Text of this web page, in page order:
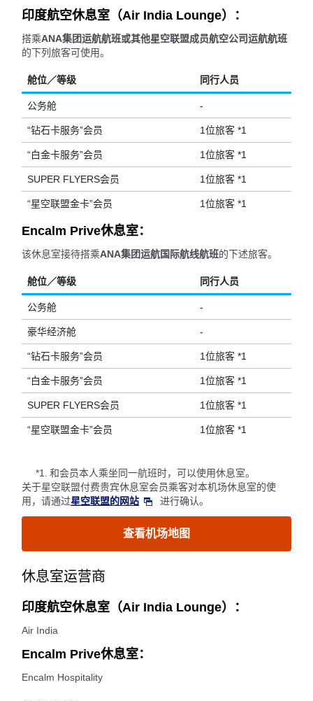
印度航空休息室（Air India Lounge）：
搭乘ANA集团运航航班或其他星空联盟成员航空公司运航航班
的下列旅客可使用。
舱位／等级 同行人员
公务舱 -
“钻石卡服务”会员 1位旅客 *1
“白金卡服务”会员 1位旅客 *1
SUPER FLYERS会员 1位旅客 *1
“星空联盟金卡”会员 1位旅客 *1
Encalm Prive休息室：
该休息室接待搭乘ANA集团运航国际航线航班的下述旅客。
舱位／等级 同行人员
公务舱 -
豪华经济舱 -
“钻石卡服务”会员 1位旅客 *1
“白金卡服务”会员 1位旅客 *1
SUPER FLYERS会员 1位旅客 *1
“星空联盟金卡”会员 1位旅客 *1
*1.
和会员本人乘坐同一航班时，可以使用休息室。
关于星空联盟付费贵宾休息室会员乘客对本机场休息室的使
用，请通过星空联盟的网站 进行确认。
查看机场地图
休息室运营商
印度航空休息室（Air India Lounge）：
Air India
Encalm Prive休息室：
Encalm Hospitality